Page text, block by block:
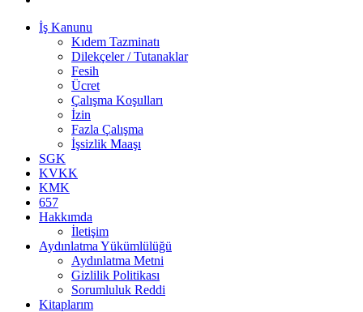
...
İş Kanunu
Kıdem Tazminatı
Dilekçeler / Tutanaklar
Fesih
Ücret
Çalışma Koşulları
İzin
Fazla Çalışma
İşsizlik Maaşı
SGK
KVKK
KMK
657
Hakkımda
İletişim
Aydınlatma Yükümlülüğü
Aydınlatma Metni
Gizlilik Politikası
Sorumluluk Reddi
Kitaplarım